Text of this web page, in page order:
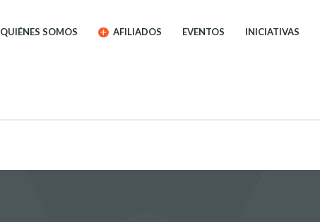
QUIÉNES SOMOS AFILIADOS EVENTOS INICIATIVAS